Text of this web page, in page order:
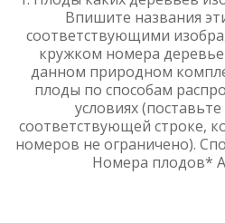
Впишите названия
соответствующими
кружком номера
данном природном
плоды по способам
условиях
соответствующей строке,
номеров не ограничено).
Номера плодов*